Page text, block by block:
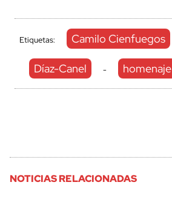
Etiquetas: Camilo Cienfuegos
Díaz-Canel - homenaje
NOTICIAS RELACIONADAS